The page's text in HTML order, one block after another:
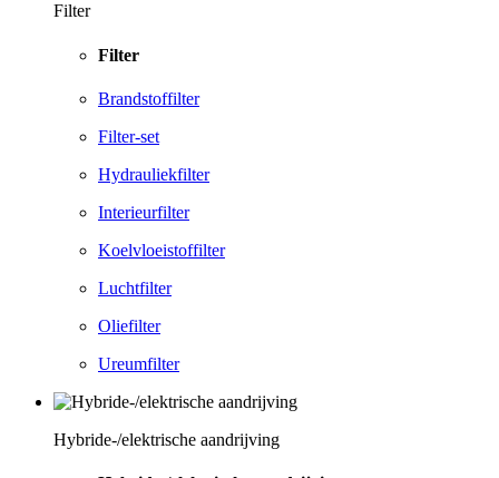
Filter
Filter
Brandstoffilter
Filter-set
Hydrauliekfilter
Interieurfilter
Koelvloeistoffilter
Luchtfilter
Oliefilter
Ureumfilter
Hybride-/elektrische aandrijving